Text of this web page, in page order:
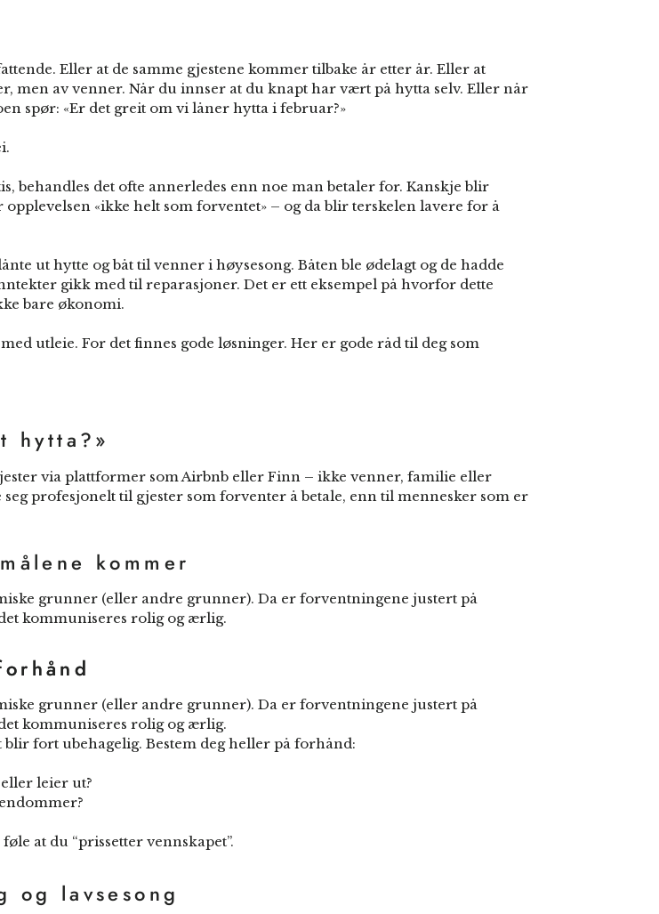
Eller at de samme gjestene kommer tilbake år etter år. Eller at
men av venner. Når du innser at du knapt har vært på hytta selv. Eller når
spør: «Er det greit om vi låner hytta i februar?»
behandles det ofte annerledes enn noe man betaler for. Kanskje blir
«ikke helt som forventet» – og da blir terskelen lavere for å
ut hytte og båt til venner i høysesong. Båten ble ødelagt og de hadde
gikk med til reparasjoner. Det er ett eksempel på hvorfor dette
bare økonomi.
utleie. For det finnes gode løsninger. Her er gode råd til deg som
hytta?»
via plattformer som Airbnb eller Finn – ikke venner, familie eller
profesjonelt til gjester som forventer å betale, enn til mennesker som er
kommer
grunner (eller andre grunner). Da er forventningene justert på
kommuniseres rolig og ærlig.
grunner (eller andre grunner). Da er forventningene justert på
kommuniseres rolig og ærlig.
fort ubehagelig. Bestem deg heller på forhånd:
leier ut?
at du “prissetter vennskapet”.
og lavsesong